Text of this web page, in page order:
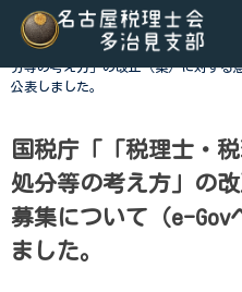
Skip
content
名古屋税理士会多治見支部
名古屋税理士会多治見支部、
様に寄り添う税務の専門家と
育などを行っております。税
す。お気軽にご連絡ください
ホーム> 税関連トピックス>国税庁
分等の考え方」の改正（案）に対する
公表しました。
国税庁「「税理士・
処分等の考え方」の
募集について（e-Gov
ました。